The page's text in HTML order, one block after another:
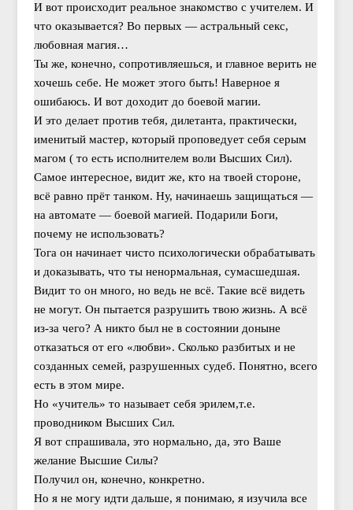
И вот происходит реальное знакомство с учителем. И
что оказывается? Во первых — астральный секс,
любовная магия…
Ты же, конечно, сопротивляешься, и главное верить не
хочешь себе. Не может этого быть! Наверное я
ошибаюсь. И вот доходит до боевой магии.
И это делает против тебя, дилетанта, практически,
именитый мастер, который проповедует себя серым
магом ( то есть исполнителем воли Высших Сил).
Самое интересное, видит же, кто на твоей стороне,
всё равно прёт танком. Ну, начинаешь защищаться —
на автомате — боевой магией. Подарили Боги,
почему не использовать?
Тога он начинает чисто психологически обрабатывать
и доказывать, что ты ненормальная, сумасшедшая.
Видит то он много, но ведь не всё. Такие всё видеть
не могут. Он пытается разрушить твою жизнь. А всё
из-за чего? А никто был не в состоянии доныне
отказаться от его «любви». Сколько разбитых и не
созданных семей, разрушенных судеб. Понятно, всего
есть в этом мире.
Но «учитель» то называет себя эрилем,т.е.
проводником Высших Сил.
Я вот спрашивала, это нормально, да, это Ваше
желание Высшие Силы?
Получил он, конечно, конкретно.
Но я не могу идти дальше, я понимаю, я изучила все